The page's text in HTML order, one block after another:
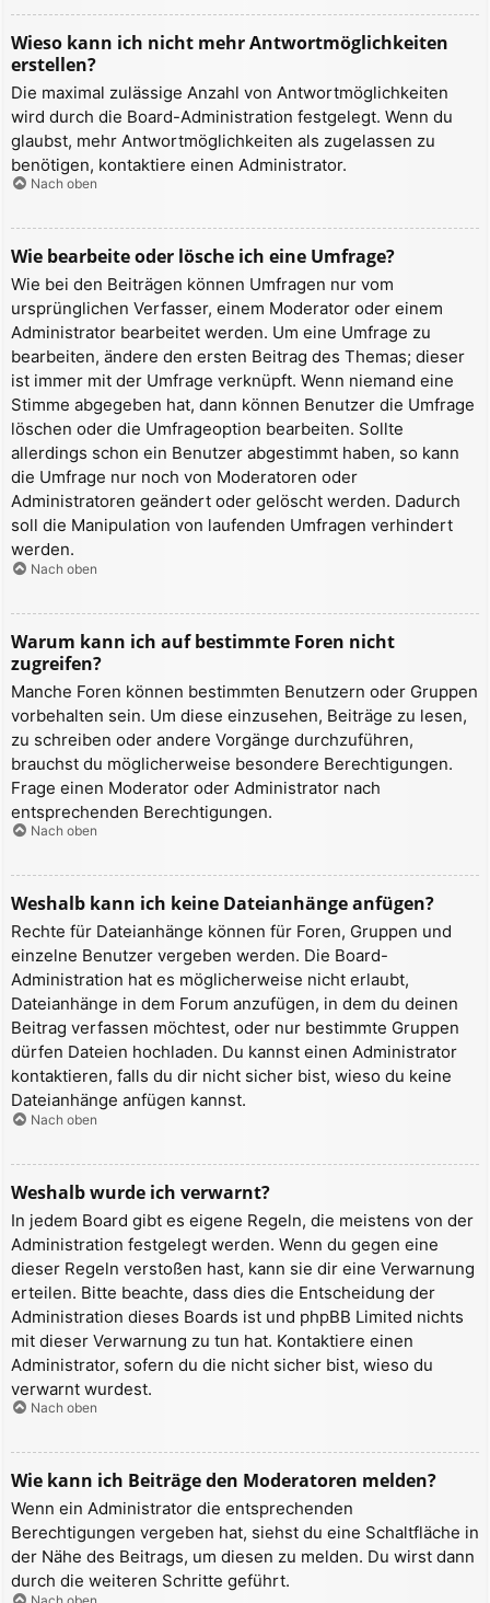
Wieso kann ich nicht mehr Antwortmöglichkeiten
erstellen?
Die maximal zulässige Anzahl von Antwortmöglichkeiten
wird durch die Board-Administration festgelegt. Wenn du
glaubst, mehr Antwortmöglichkeiten als zugelassen zu
benötigen, kontaktiere einen Administrator.
Nach oben
Wie bearbeite oder lösche ich eine Umfrage?
Wie bei den Beiträgen können Umfragen nur vom
ursprünglichen Verfasser, einem Moderator oder einem
Administrator bearbeitet werden. Um eine Umfrage zu
bearbeiten, ändere den ersten Beitrag des Themas; dieser
ist immer mit der Umfrage verknüpft. Wenn niemand eine
Stimme abgegeben hat, dann können Benutzer die Umfrage
löschen oder die Umfrageoption bearbeiten. Sollte
allerdings schon ein Benutzer abgestimmt haben, so kann
die Umfrage nur noch von Moderatoren oder
Administratoren geändert oder gelöscht werden. Dadurch
soll die Manipulation von laufenden Umfragen verhindert
werden.
Nach oben
Warum kann ich auf bestimmte Foren nicht
zugreifen?
Manche Foren können bestimmten Benutzern oder Gruppen
vorbehalten sein. Um diese einzusehen, Beiträge zu lesen,
zu schreiben oder andere Vorgänge durchzuführen,
brauchst du möglicherweise besondere Berechtigungen.
Frage einen Moderator oder Administrator nach
entsprechenden Berechtigungen.
Nach oben
Weshalb kann ich keine Dateianhänge anfügen?
Rechte für Dateianhänge können für Foren, Gruppen und
einzelne Benutzer vergeben werden. Die Board-
Administration hat es möglicherweise nicht erlaubt,
Dateianhänge in dem Forum anzufügen, in dem du deinen
Beitrag verfassen möchtest, oder nur bestimmte Gruppen
dürfen Dateien hochladen. Du kannst einen Administrator
kontaktieren, falls du dir nicht sicher bist, wieso du keine
Dateianhänge anfügen kannst.
Nach oben
Weshalb wurde ich verwarnt?
In jedem Board gibt es eigene Regeln, die meistens von der
Administration festgelegt werden. Wenn du gegen eine
dieser Regeln verstoßen hast, kann sie dir eine Verwarnung
erteilen. Bitte beachte, dass dies die Entscheidung der
Administration dieses Boards ist und phpBB Limited nichts
mit dieser Verwarnung zu tun hat. Kontaktiere einen
Administrator, sofern du die nicht sicher bist, wieso du
verwarnt wurdest.
Nach oben
Wie kann ich Beiträge den Moderatoren melden?
Wenn ein Administrator die entsprechenden
Berechtigungen vergeben hat, siehst du eine Schaltfläche in
der Nähe des Beitrags, um diesen zu melden. Du wirst dann
durch die weiteren Schritte geführt.